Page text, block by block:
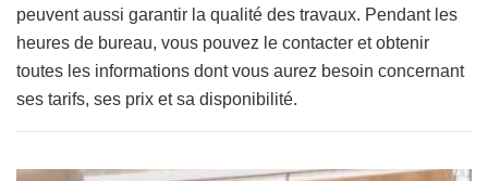
peuvent aussi garantir la qualité des travaux. Pendant les
heures de bureau, vous pouvez le contacter et obtenir
toutes les informations dont vous aurez besoin concernant
ses tarifs, ses prix et sa disponibilité.